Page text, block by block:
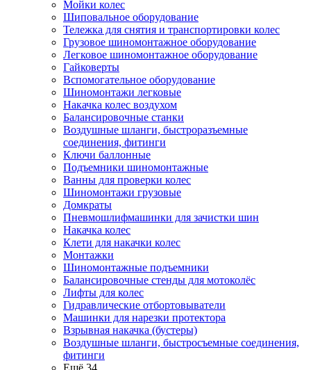
Мойки колес
Шиповальное оборудование
Тележка для снятия и транспортировки колес
Грузовое шиномонтажное оборудование
Легковое шиномонтажное оборудование
Гайковерты
Вспомогательное оборудование
Шиномонтажи легковые
Накачка колес воздухом
Балансировочные станки
Воздушные шланги, быстроразъемные
соединения, фитинги
Ключи баллонные
Подъемники шиномонтажные
Ванны для проверки колес
Шиномонтажи грузовые
Домкраты
Пневмошлифмашинки для зачистки шин
Накачка колес
Клети для накачки колес
Монтажки
Шиномонтажные подъемники
Балансировочные стенды для мотоколёс
Лифты для колес
Гидравлические отбортовыватели
Машинки для нарезки протектора
Взрывная накачка (бустеры)
Воздушные шланги, быстросъемные соединения,
фитинги
Ещё 34